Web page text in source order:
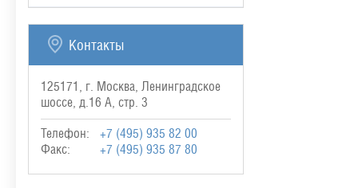
Контакты
125171, г. Москва, Ленинградское
шоссе, д.16 А, стр. 3
Телефон:
+7 (495) 935 82 00
Факс:
+7 (495) 935 87 80